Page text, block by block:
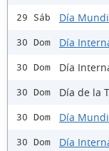
29 Sáb Día
30 Dom Día
30 Dom Día
30 Dom Día de la
30 Dom Día
30 Dom Día